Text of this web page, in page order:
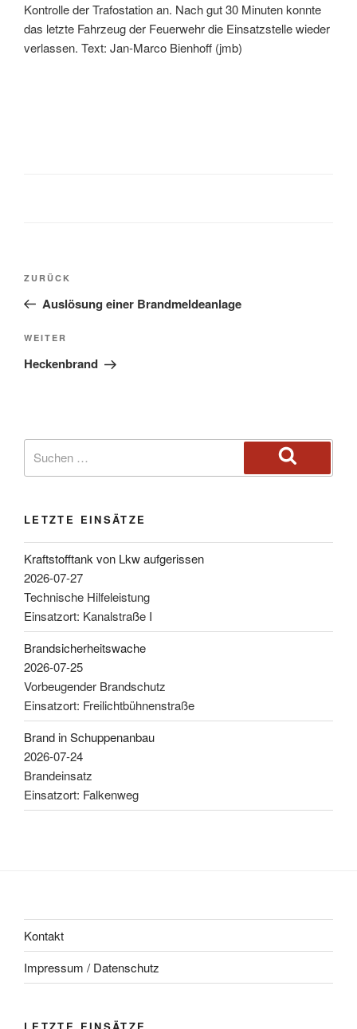
Kontrolle der Trafostation an. Nach gut 30 Minuten konnte
das letzte Fahrzeug der Feuerwehr die Einsatzstelle wieder
verlassen. Text: Jan-Marco Bienhoff (jmb)
ZURÜCK
Auslösung einer Brandmeldeanlage
WEITER
Heckenbrand
LETZTE EINSÄTZE
Kraftstofftank von Lkw aufgerissen
2026-07-27
Technische Hilfeleistung
Einsatzort: Kanalstraße I
Brandsicherheitswache
2026-07-25
Vorbeugender Brandschutz
Einsatzort: Freilichtbühnenstraße
Brand in Schuppenanbau
2026-07-24
Brandeinsatz
Einsatzort: Falkenweg
Kontakt
Impressum / Datenschutz